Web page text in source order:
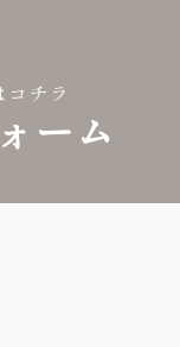
チラ
ーム